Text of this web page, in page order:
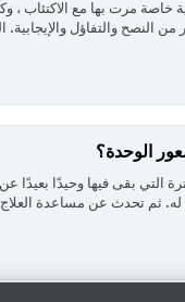
خاصة مرت بها مع الاكتئاب
والإيجابية. الحلقة 141 من بودكاست
الوحدة؟
التي بقى فيها وحيدًا
ثم تحدث عن مساعدة